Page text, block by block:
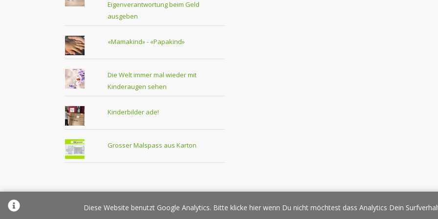
Eigenverantwortung beim Geld
ausgeben
«Mamakind» - «Papakind»
Die Welt immer mal wieder mit
Kinderaugen sehen
Kinderbilder ade!
Grosser Malspass aus Karton
Über Elternplanet Pressespiegel Werbung/Sponsoring Impressum Copyright
Diese Website benutzt Google Analytics. Bitte klicke hier wenn Du nicht möchtest dass Analytics Dein